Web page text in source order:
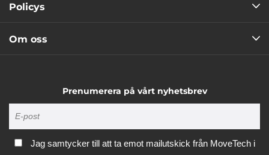
Policys
Om oss
Prenumerera på vårt nyhetsbrev
Jag samtycker till att ta emot mailutskick från MoveTech i